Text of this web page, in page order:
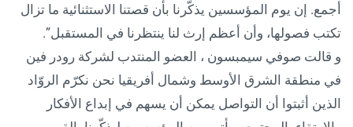
أجمع. إن يوم المؤسسين يذكّرنا بأن قصتنا الاستثنائية ما تزال
تكتب فصولها، وأن أعظم إرث لنا ينتظرنا في المستقبل”.
و قالت صوفي سيمبسون ، العضو المنتدب لشركة رودر فين
في منطقة الشرق الأوسط وشمال أفريقيا نحن نكرّم الروّاد
الذين أثبتوا أن التواصل يمكن أن يسهم في إبداع الأفكار